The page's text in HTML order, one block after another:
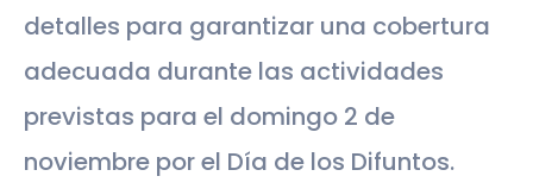
detalles para garantizar una cobertura
adecuada durante las actividades
previstas para el domingo 2 de
noviembre por el Día de los Difuntos.